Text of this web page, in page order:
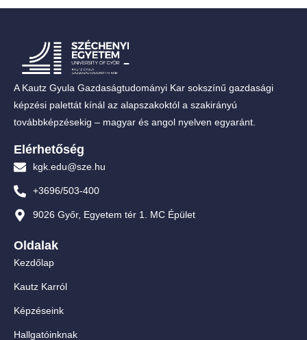
A Kautz Gyula Gazdaságtudományi Kar sokszínű gazdasági
képzési palettát kínál az alapszakoktól a szakirányú
továbbképzésekig – magyar és angol nyelven egyaránt.
Elérhetőség
kgk.edu@sze.hu
+3696/503-400
9026 Győr, Egyetem tér 1. MC Épület
Oldalak
Kezdőlap
Kautz Karról
Képzéseink
Hallgatóinknak